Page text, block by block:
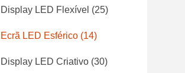
Display LED Flexível (25)
Ecrã LED Esférico (14)
Display LED Criativo (30)